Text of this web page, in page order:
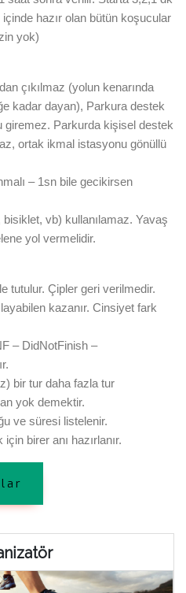
hazır olan bütün koşucular
yok)
çıkılmaz (yolun kenarında
kadar dayan), Parkura destek
Parkurda kişisel destek
ortak ikmal istasyonu gönüllü
– 1sn bile gecikirsen
vb) kullanılamaz. Yavaş
yol vermelidir.
tutulur. Çipler geri verilmedir.
kazanır. Cinsiyet fark
– DidNotFinish –
bir tur daha fazla tur
yok demektir.
ve süresi listelenir.
birer anı hazırlanır.